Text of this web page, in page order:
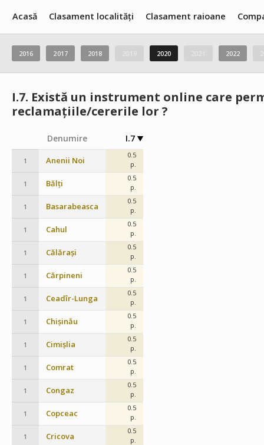
Acasă Clasament localități Clasament raioane
2016 2017 2018 2020 2022
I.7. Există un instrument online care
reclamațiile/cererile lor ?
Denumire I.7
1 Anenii Noi
0.5
p.
1 Bălți
0.5
p.
1 Basarabeasca
0.5
p.
1 Cahul
0.5
p.
1 Călărași
0.5
p.
1 Cărpineni
0.5
p.
1 Ceadîr-Lunga
0.5
p.
1 Chișinău
0.5
p.
1 Cimișlia
0.5
p.
1 Comrat
0.5
p.
1 Congaz
0.5
p.
1 Copceac
0.5
p.
1 Cricova
0.5
p.